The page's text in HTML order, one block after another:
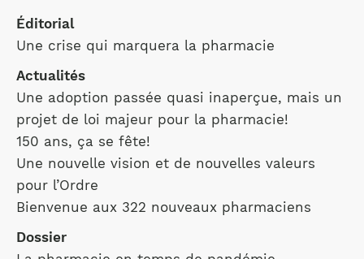
Éditorial
Une crise qui marquera la pharmacie
Actualités
Une adoption passée quasi inaperçue, mais un
projet de loi majeur pour la pharmacie!
150 ans, ça se fête!
Une nouvelle vision et de nouvelles valeurs
pour l’Ordre
Bienvenue aux 322 nouveaux pharmaciens
Dossier